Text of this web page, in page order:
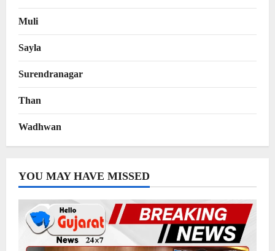
Muli
Sayla
Surendranagar
Than
Wadhwan
YOU MAY HAVE MISSED